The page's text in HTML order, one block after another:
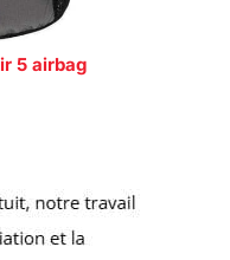
5 airbag